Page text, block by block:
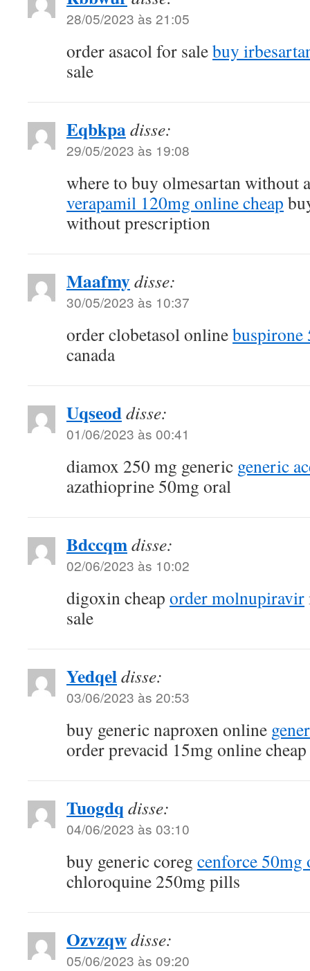
28/05/2023 às 21:05
order asacol for salebuy
sale
Eqbkpadisse:
29/05/2023 às 19:08
where to buy olmesartan without
verapamil 120mg online cheap
without prescription
Maafmydisse:
30/05/2023 às 10:37
order clobetasol onlinebuspirone
canada
Uqseoddisse:
01/06/2023 às 00:41
diamox 250 mg generic generic
azathioprine 50mg oral
Bdccqmdisse:
02/06/2023 às 10:02
digoxin cheap order molnupiravir
sale
Yedqeldisse:
03/06/2023 às 20:53
buy generic naproxen online
order prevacid 15mg online cheap
Tuogdq disse:
04/06/2023 às 03:10
buy generic coreg cenforce 50mg
chloroquine 250mg pills
Ozvzqwdisse:
05/06/2023 às 09:20